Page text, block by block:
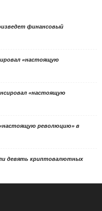
финансовый
«настоящую
«настоящую
революцию» в
девять криптовалютных